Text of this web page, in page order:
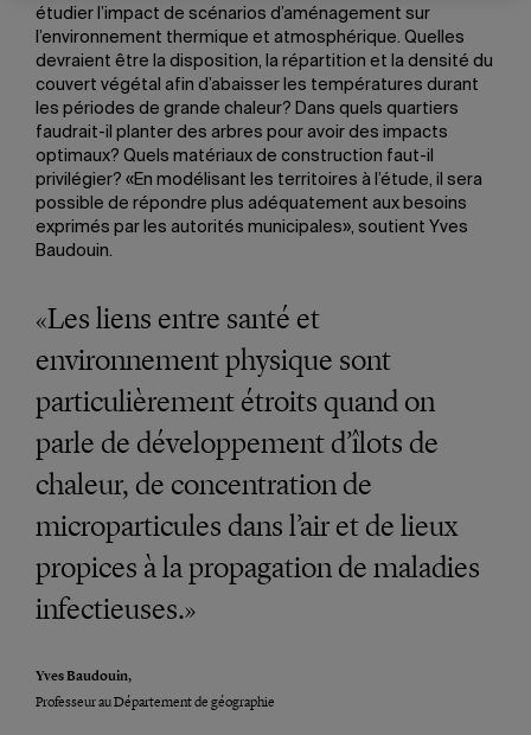
étudier l’impact de scénarios d’aménagement sur
l’environnement thermique et atmosphérique. Quelles
devraient être la disposition, la répartition et la densité du
couvert végétal afin d’abaisser les températures durant
les périodes de grande chaleur? Dans quels quartiers
faudrait-il planter des arbres pour avoir des impacts
optimaux? Quels matériaux de construction faut-il
privilégier? «En modélisant les territoires à l’étude, il sera
possible de répondre plus adéquatement aux besoins
exprimés par les autorités municipales», soutient Yves
Baudouin.
«Les liens entre santé et
environnement physique sont
particulièrement étroits quand on
parle de développement d’îlots de
chaleur, de concentration de
microparticules dans l’air et de lieux
propices à la propagation de maladies
infectieuses.»
Yves Baudouin,
Professeur au Département de géographie